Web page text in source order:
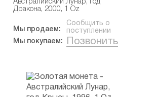
Австралийский Лунар, год
Дракона, 2000, 1 Oz
Мы продаем:
Сообщить о
поступлении
Мы покупаем:
Позвонить